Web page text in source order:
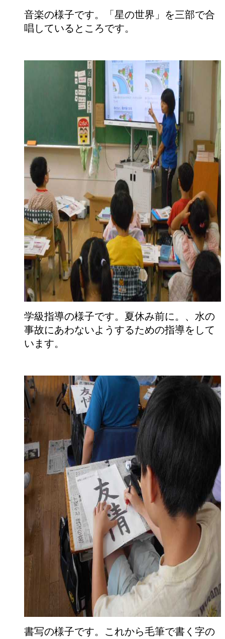
音楽の様子です。「星の世界」を三部で合
唱しているところです。
学級指導の様子です。夏休み前に。、水の
事故にあわないようするための指導をして
います。
書写の様子です。これから毛筆で書く字の